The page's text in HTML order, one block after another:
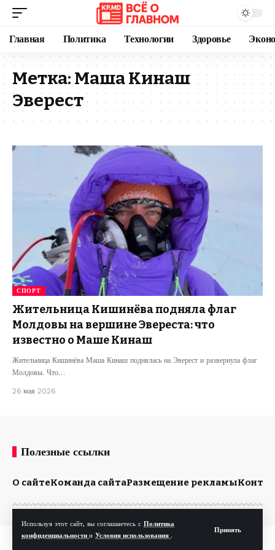
Используя этот сайт, вы соглашаетесь с Политика
конфиденциальности и Условия использования .
Принять
Главная Политика Технологии Здоровье
Метка: Маша Кинаш
Эверест
СПОРТ
Жительница Кишинёва подняла флаг
Молдовы на вершине Эвереста: что
известно о Маше Кинаш
Жительница Кишинёва Маша Кинаш поднялась на Эверест и развернула флаг
Молдовы. Что…
26 мая 2026
Полезные ссылки
О сайтеКоманда сайтаРазмещение рекламы
© Kp.md. Все права защищены.